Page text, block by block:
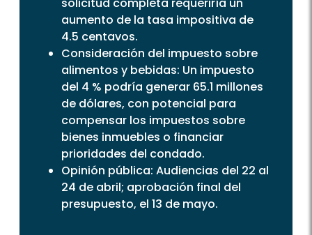
solicitud completa requeriría un
aumento de la tasa impositiva de
4.5 centavos.
Consideración del impuesto sobre
alimentos y bebidas: Un impuesto
del 4 % podría generar 65.1 millones
de dólares, con potencial para
compensar los impuestos sobre
bienes inmuebles o financiar
prioridades del condado.
Opinión pública: Audiencias del 22 al
24 de abril; aprobación final del
presupuesto, el 13 de mayo.